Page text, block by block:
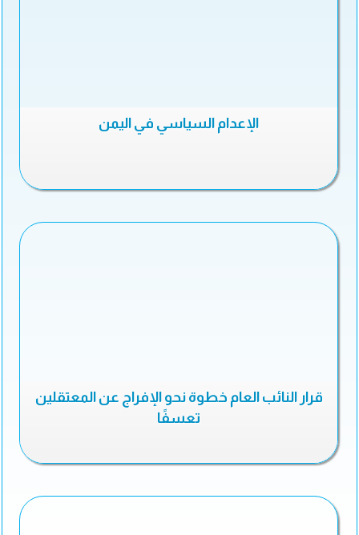
الإعدام السياسي في اليمن
قرار النائب العام خطوة نحو الإفراج عن المعتقلين
تعسفًا